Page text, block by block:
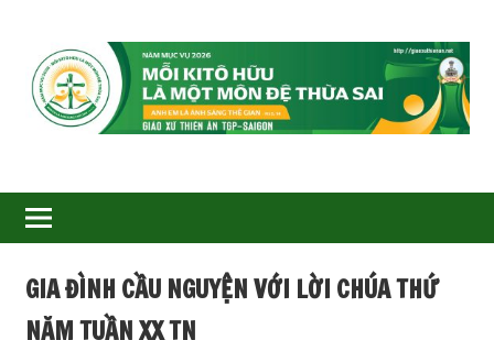
GIÁO
XỨ
THIÊN
ÂN-
TGP
GIA ĐÌNH CẦU NGUYỆN VỚI LỜI CHÚA THỨ
NĂM TUẦN XX TN